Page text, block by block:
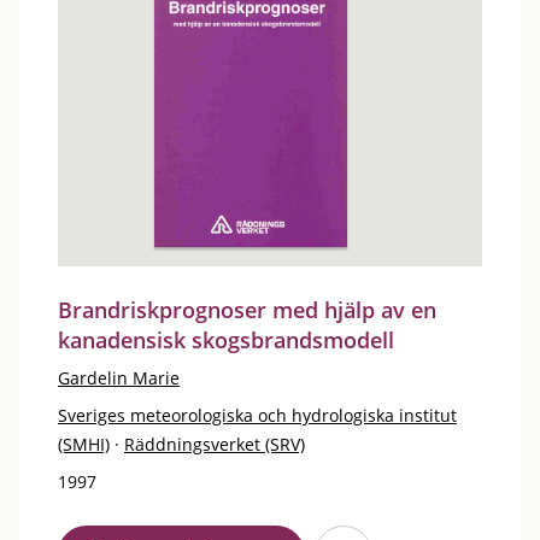
Brandriskprognoser med hjälp av en
kanadensisk skogsbrandsmodell
Gardelin Marie
Sveriges meteorologiska och hydrologiska institut
(SMHI) · Räddningsverket (SRV)
1997